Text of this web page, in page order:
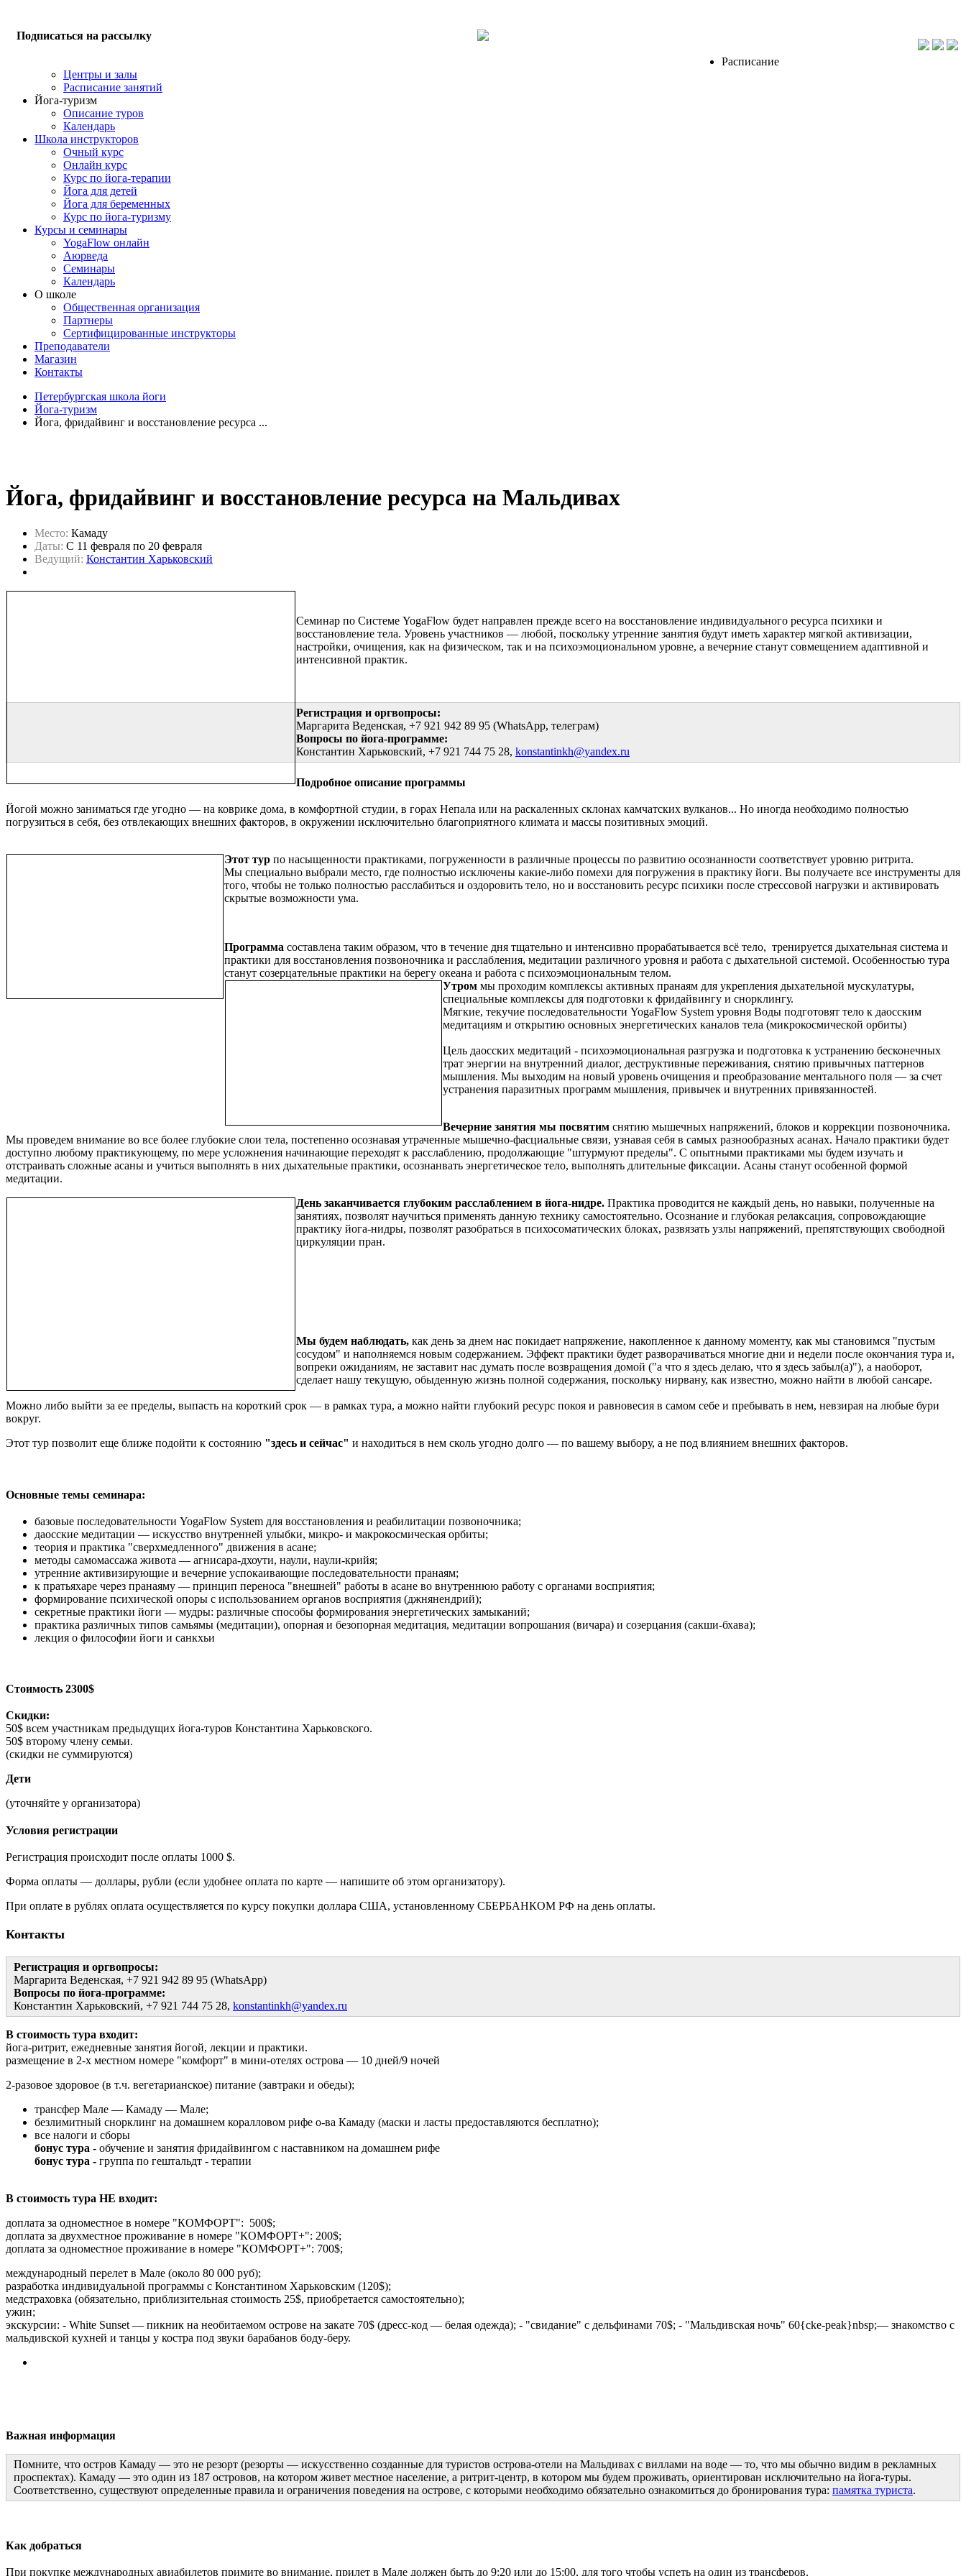
Подписаться на рассылку
Расписание
Центры и залы
Расписание занятий
Йога-туризм
Описание туров
Календарь
Школа инструкторов
Очный курс
Онлайн курс
Курс по йога-терапии
Йога для детей
Йога для беременных
Курс по йога-туризму
Курсы и семинары
YogaFlow онлайн
Аюрведа
Семинары
Календарь
О школе
Общественная организация
Партнеры
Сертифицированные инструкторы
Преподаватели
Магазин
Контакты
Петербургская школа йоги
Йога-туризм
Йога, фридайвинг и восстановление ресурса ...
Йога, фридайвинг и восстановление ресурса на Мальдивах
Место: Камаду
Даты: C 11 февраля по 20 февраля
Ведущий: Константин Харьковский
Семинар по Системе YogaFlow будет направлен прежде всего на восстановление индивидуального ресурса психики и
восстановление тела. Уровень участников — любой, поскольку утренние занятия будут иметь характер мягкой активизации,
настройки, очищения, как на физическом, так и на психоэмоциональном уровне, а вечерние станут совмещением адаптивной и
интенсивной практик.
Регистрация и оргвопросы:
Маргарита Веденская, +7 921 942 89 95 (WhatsApp, телеграм)
Вопросы по йога-программе:
Константин Харьковский, +7 921 744 75 28, konstantinkh@yandex.ru
Подробное описание программы
Йогой можно заниматься где угодно — на коврике дома, в комфортной студии, в горах Непала или на раскаленных склонах камчатских вулканов... Но иногда необходимо полностью
погрузиться в себя, без отвлекающих внешних факторов, в окружении исключительно благоприятного климата и массы позитивных эмоций.
Этот тур по насыщенности практиками, погруженности в различные процессы по развитию осознанности соответствует уровню ритрита.
Мы специально выбрали место, где полностью исключены какие-либо помехи для погружения в практику йоги. Вы получаете все инструменты для
того, чтобы не только полностью расслабиться и оздоровить тело, но и восстановить ресурс психики после стрессовой нагрузки и активировать
скрытые возможности ума.
Программа составлена таким образом, что в течение дня тщательно и интенсивно прорабатывается всё тело, тренируется дыхательная система и
практики для восстановления позвоночника и расслабления, медитации различного уровня и работа с дыхательной системой. Особенностью тура
станут созерцательные практики на берегу океана и работа с психоэмоциональным телом.
Утром мы проходим комплексы активных пранаям для укрепления дыхательной мускулатуры,
специальные комплексы для подготовки к фридайвингу и снорклингу.
Мягкие, текучие последовательности YogaFlow System уровня Воды подготовят тело к даосским
медитациям и открытию основных энергетических каналов тела (микрокосмической орбиты)
Цель даосских медитаций - психоэмоциональная разгрузка и подготовка к устранению бесконечных
трат энергии на внутренний диалог, деструктивные переживания, снятию привычных паттернов
мышления. Мы выходим на новый уровень очищения и преобразование ментального поля — за счет
устранения паразитных программ мышления, привычек и внутренних привязанностей.
Вечерние занятия мы посвятим снятию мышечных напряжений, блоков и коррекции позвоночника.
Мы проведем внимание во все более глубокие слои тела, постепенно осознавая утраченные мышечно-фасциальные связи, узнавая себя в самых разнообразных асанах. Начало практики будет
доступно любому практикующему, по мере усложнения начинающие переходят к расслаблению, продолжающие "штурмуют пределы". С опытными практиками мы будем изучать и
отстраивать сложные асаны и учиться выполнять в них дыхательные практики, осознанвать энергетическое тело, выполнять длительные фиксации. Асаны станут особенной формой
медитации.
День заканчивается глубоким расслаблением в йога-нидре. Практика проводится не каждый день, но навыки, полученные на
занятиях, позволят научиться применять данную технику самостоятельно. Осознание и глубокая релаксация, сопровождающие
практику йога-нидры, позволят разобраться в психосоматических блоках, развязать узлы напряжений, препятствующих свободной
циркуляции пран.
Мы будем наблюдать, как день за днем нас покидает напряжение, накопленное к данному моменту, как мы становимся "пустым
сосудом" и наполняемся новым содержанием. Эффект практики будет разворачиваться многие дни и недели после окончания тура и,
вопреки ожиданиям, не заставит нас думать после возвращения домой ("а что я здесь делаю, что я здесь забыл(а)"), а наоборот,
сделает нашу текущую, обыденную жизнь полной содержания, поскольку нирвану, как известно, можно найти в любой сансаре.
Можно либо выйти за ее пределы, выпасть на короткий срок — в рамках тура, а можно найти глубокий ресурс покоя и равновесия в самом себе и пребывать в нем, невзирая на любые бури
вокруг.
Этот тур позволит еще ближе подойти к состоянию "здесь и сейчас" и находиться в нем сколь угодно долго — по вашему выбору, а не под влиянием внешних факторов.
Основные темы семинара:
базовые последовательности YogaFlow System для восстановления и реабилитации позвоночника;
даосские медитации — искусство внутренней улыбки, микро- и макрокосмическая орбиты;
теория и практика "сверхмедленного" движения в асане;
методы самомассажа живота — агнисара-дхоути, наули, наули-крийя;
утренние активизирующие и вечерние успокаивающие последовательности пранаям;
к пратьяхаре через пранаяму — принцип переноса "внешней" работы в асане во внутреннюю работу с органами восприятия;
формирование психической опоры с использованием органов восприятия (джнянендрий);
секретные практики йоги — мудры: различные способы формирования энергетических замыканий;
практика различных типов самьямы (медитации), опорная и безопорная медитация, медитации вопрошания (вичара) и созерцания (сакши-бхава);
лекция о философии йоги и санкхьи
Стоимость 2300$
Скидки:
50$ всем участникам предыдущих йога-туров Константина Харьковского.
50$ второму члену семьи.
(скидки не суммируются)
Дети
(уточняйте у организатора)
Условия регистрации
Регистрация происходит после оплаты 1000 $.
Форма оплаты — доллары, рубли (если удобнее оплата по карте — напишите об этом организатору).
При оплате в рублях оплата осуществляется по курсу покупки доллара США, установленному СБЕРБАНКОМ РФ на день оплаты.
Контакты
Регистрация и оргвопросы:
Маргарита Веденская, +7 921 942 89 95 (WhatsApp)
Вопросы по йога-программе:
Константин Харьковский, +7 921 744 75 28, konstantinkh@yandex.ru
В стоимость тура входит:
йога-ритрит, ежедневные занятия йогой, лекции и практики.
размещение в 2-х местном номере "комфорт" в мини-отелях острова — 10 дней/9 ночей
2-разовое здоровое (в т.ч. вегетарианское) питание (завтраки и обеды);
трансфер Мале — Камаду — Мале;
безлимитный снорклинг на домашнем коралловом рифе о-ва Камаду (маски и ласты предоставляются бесплатно);
все налоги и сборы
бонус тура - обучение и занятия фридайвингом с наставником на домашнем рифе
бонус тура - группа по гештальдт - терапии
В стоимость тура НЕ входит:
доплата за одноместное в номере "КОМФОРТ": 500$;
доплата за двухместное проживание в номере "КОМФОРТ+": 200$;
доплата за одноместное проживание в номере "КОМФОРТ+": 700$;
международный перелет в Мале (около 80 000 руб);
разработка индивидуальной программы с Константином Харьковским (120$);
медстраховка (обязательно, приблизительная стоимость 25$, приобретается самостоятельно);
ужин;
экскурсии: - White Sunset — пикник на необитаемом острове на закате 70$ (дресс-код — белая одежда); - "свидание" с дельфинами 70$; - "Мальдивская ночь" 60{cke-peak}nbsp;— знакомство с
мальдивской кухней и танцы у костра под звуки барабанов боду-беру.
Важная информация
Помните, что остров Камаду — это не резорт (резорты — искусственно созданные для туристов острова-отели на Мальдивах c виллами на воде — то, что мы обычно видим в рекламных
проспектах). Камаду — это один из 187 островов, на котором живет местное население, а ритрит-центр, в котором мы будем проживать, ориентирован исключительно на йога-туры.
Соответственно, существуют определенные правила и ограничения поведения на острове, с которыми необходимо обязательно ознакомиться до бронирования тура: памятка туриста.
Как добраться
При покупке международных авиабилетов примите во внимание, прилет в Мале должен быть до 9:20 или до 15:00, для того чтобы успеть на один из трансферов.